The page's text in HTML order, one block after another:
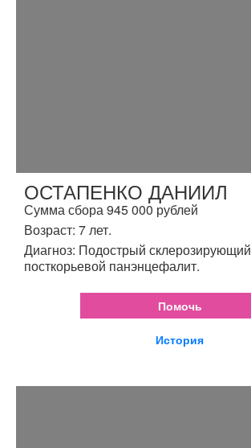
ОСТАПЕНКО ДАНИИЛ
Сумма сбора 945 000 рублей
Возраст: 7 лет.
Диагноз: Подострый склерозирующий
посткорьевой панэнцефалит.
Помочь
История